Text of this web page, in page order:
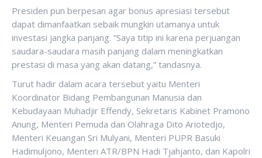
Presiden pun berpesan agar bonus apresiasi tersebut
dapat dimanfaatkan sebaik mungkin utamanya untuk
investasi jangka panjang. “Saya titip ini karena perjuangan
saudara-saudara masih panjang dalam meningkatkan
prestasi di masa yang akan datang,” tandasnya.
Turut hadir dalam acara tersebut yaitu Menteri
Koordinator Bidang Pembangunan Manusia dan
Kebudayaan Muhadjir Effendy, Sekretaris Kabinet Pramono
Anung, Menteri Pemuda dan Olahraga Dito Ariotedjo,
Menteri Keuangan Sri Mulyani, Menteri PUPR Basuki
Hadimuljono, Menteri ATR/BPN Hadi Tjahjanto, dan Kapolri